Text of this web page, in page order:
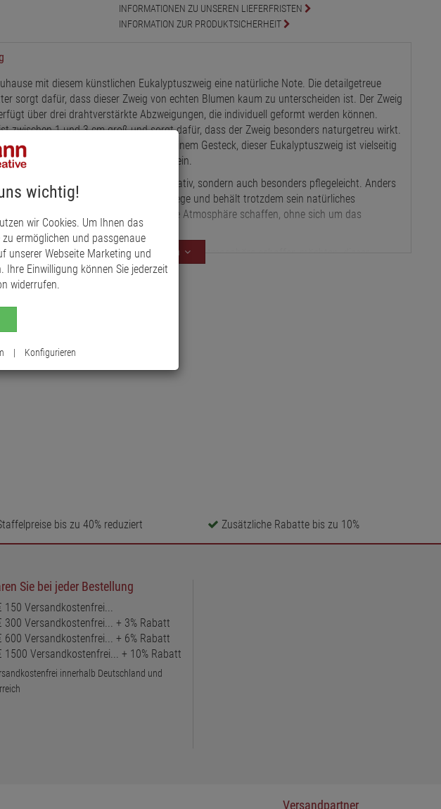
INFORMATIONEN ZU UNSEREN LIEFERFRISTEN
INFORMATION ZUR PRODUKTSICHERHEIT
mit diesem künstlichen Eukalyptuszweig eine natürliche Note. Die detailgetreue
sorgt dafür, dass dieser Zweig von echten Blumen kaum zu unterscheiden ist. Der Zweig
über drei drahtverstärkte Abzweigungen, die individuell geformt werden können.
zwischen 1 und 3 cm groß und sorgt dafür, dass der Zweig besonders naturgetreu wirkt.
Blumenstrauß oder als Blickfang in einem Gesteck, dieser Eukalyptuszweig ist vielseitig
ist er in den Farben dunkelviolett und stein.
ist nicht nur äußerst dekorativ, sondern auch besonders pflegeleicht. Anders
er kein Wasser oder besondere Pflege und behält trotzdem sein natürliches
Zweig können Sie jederzeit eine blumige Atmosphäre schaffen, ohne sich um das
müssen.
Look bevorzugen oder eine rustikale Atmosphäre schaffen möchten, dieser
perfekte Wahl. Er passt sich jedem Stil perfekt an und sorgt für eine angenehme und
Mehr anzeigen
bis zu 40% reduziert Zusätzliche Rabatte bis zu 10%
Sie bei jeder Bestellung
150 Versandkostenfrei...
300 Versandkostenfrei... + 3% Rabatt
600 Versandkostenfrei... + 6% Rabatt
1500 Versandkostenfrei... + 10% Rabatt
innerhalb Deutschland und
Versandpartner
wichtig!
wir Cookies. Um Ihnen das
ermöglichen und passgenaue
unserer Webseite Marketing und
Ihre Einwilligung können Sie jederzeit
widerrufen.
| Konfigurieren